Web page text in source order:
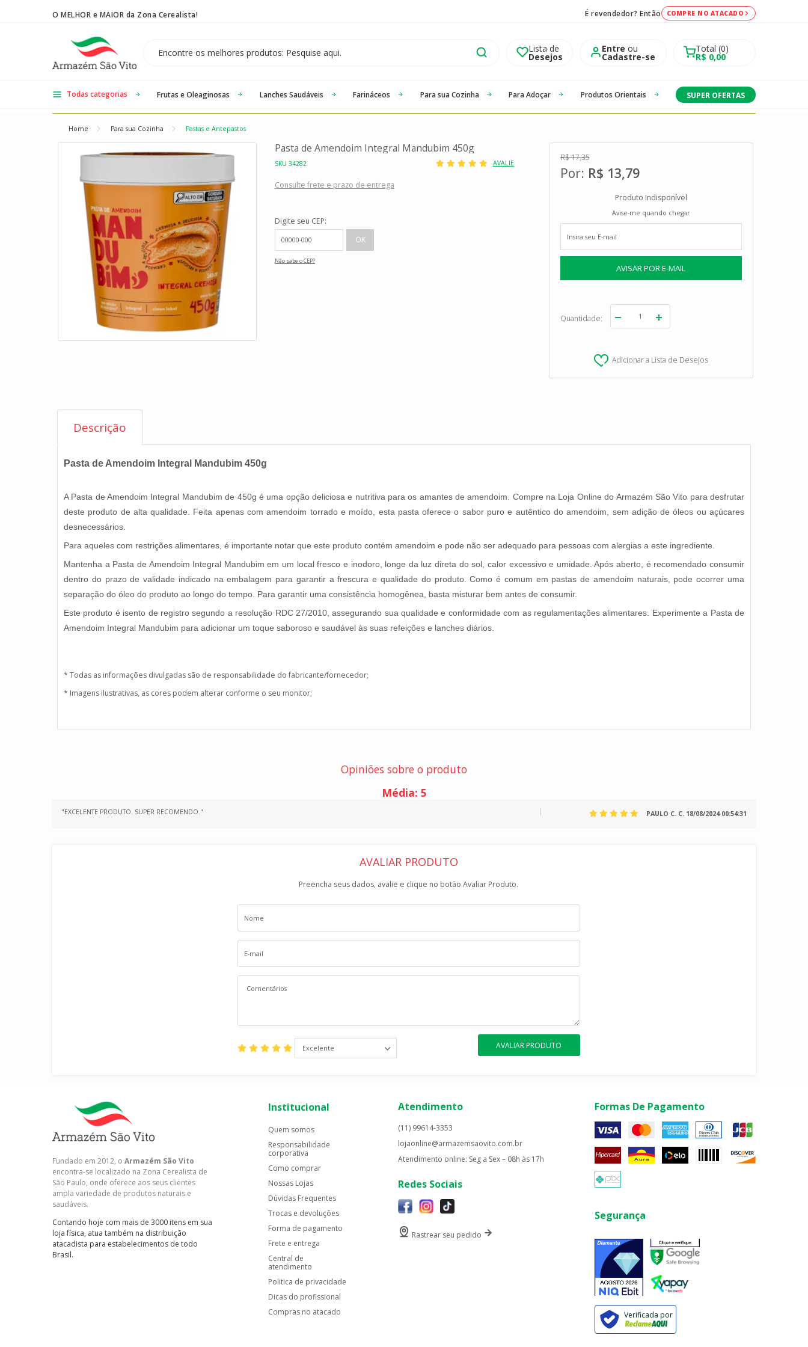
O MELHOR e MAIOR da Zona Cerealista!
É revendedor? Então COMPRE NO ATACADO
Lista de
Desejos
Entre ou
Cadastre-se
Total 0
R$ 0,00
Todas categorias Frutas e Oleaginosas Lanches Saudáveis Farináceos Para sua Cozinha Para Adoçar Produtos Orientais SUPER OFERTAS
Home Para sua Cozinha Pastas e Antepastos
Pasta de Amendoim Integral Mandubim 450g
SKU 34282 AVALIE
Consulte frete e prazo de entrega
Digite seu CEP:
Não sabe o CEP?
R$ 17,35
R$ 13,79
Produto Indisponível
Avise-me quando chegar
Quantidade
Adicionar a Lista de Desejos
Descrição
Pasta de Amendoim Integral Mandubim 450g
A Pasta de Amendoim Integral Mandubim de 450g é uma opção deliciosa e nutritiva para os amantes de amendoim. Compre na Loja Online do Armazém São Vito para desfrutar
deste produto de alta qualidade. Feita apenas com amendoim torrado e moído, esta pasta oferece o sabor puro e autêntico do amendoim, sem adição de óleos ou açúcares
desnecessários.
Para aqueles com restrições alimentares, é importante notar que este produto contém amendoim e pode não ser adequado para pessoas com alergias a este ingrediente.
Mantenha a Pasta de Amendoim Integral Mandubim em um local fresco e inodoro, longe da luz direta do sol, calor excessivo e umidade. Após aberto, é recomendado consumir
dentro do prazo de validade indicado na embalagem para garantir a frescura e qualidade do produto. Como é comum em pastas de amendoim naturais, pode ocorrer uma
separação do óleo do produto ao longo do tempo. Para garantir uma consistência homogênea, basta misturar bem antes de consumir.
Este produto é isento de registro segundo a resolução RDC 27/2010, assegurando sua qualidade e conformidade com as regulamentações alimentares. Experimente a Pasta de
Amendoim Integral Mandubim para adicionar um toque saboroso e saudável às suas refeições e lanches diários.
* Todas as informações divulgadas são de responsabilidade do fabricante/fornecedor;
* Imagens ilustrativas, as cores podem alterar conforme o seu monitor;
Opiniões sobre o produto
Média: 5
"EXCELENTE PRODUTO. SUPER RECOMENDO." PAULO C. C. 18/08/2024 00:54:31
AVALIAR PRODUTO
Preencha seus dados, avalie e clique no botão Avaliar Produto.
Excelente AVALIAR PRODUTO
Fundado em 2012, o Armazém São Vito
encontra-se localizado na Zona Cerealista de
São Paulo, onde oferece aos seus clientes
ampla variedade de produtos naturais e
saudáveis.
Contando hoje com mais de 3000 itens em sua
loja física, atua também na distribuição
atacadista para estabelecimentos de todo
Brasil.
Institucional
Quem somos
Responsabilidade
corporativa
Como comprar
Nossas Lojas
Dúvidas Frequentes
Trocas e devoluções
Forma de pagamento
Frete e entrega
Central de
atendimento
Politica de privacidade
Dicas do profissional
Compras no atacado
Atendimento
(11) 99614-3353
lojaonline@armazemsaovito.com.br
Atendimento online: Seg a Sex – 08h às 17h
Redes Sociais
Rastrear seu pedido
Formas De Pagamento
Segurança
Verificada por